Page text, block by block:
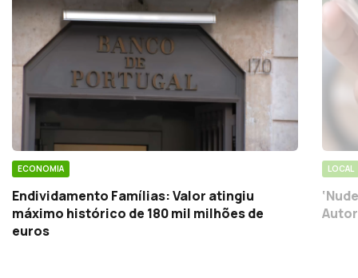
ECONOMIA
Endividamento Famílias: Valor atingiu
máximo histórico de 180 mil milhões de
euros
LOCAL